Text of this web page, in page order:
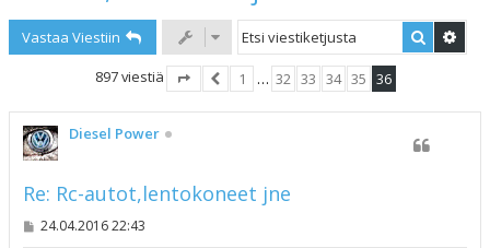
Vastaa Viestiin Etsi
897 viestiä
1 … 32 33 34 35 36
Diesel Power
Re: Rc-autot,lentokoneet jne
V24.04.2016 22:43